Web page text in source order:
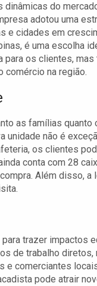
do
adotou uma
e cidades em
é uma escolha
os clientes,
comércio na região.
as famílias
não é
os clientes
conta com 28
Além disso,
trazer impactos
de trabalho
comerciantes
pode atrair